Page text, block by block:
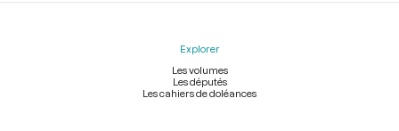
Explorer
Les volumes
Les députés
Les cahiers de doléances